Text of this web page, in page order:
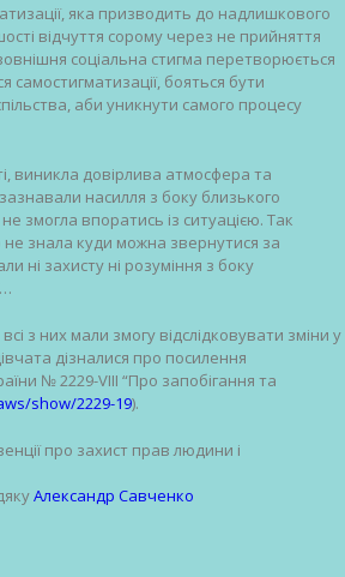
яка призводить до надлишкового
відчуття сорому через не прийняття
соціальна стигма перетворюється
бояться бути
аби уникнути самого процесу
виникла довірлива атмосфера та
насилля з боку близького
змогла впоратись із ситуацією. Так
знала куди можна звернутися за
ні захисту ні розуміння з боку
з них мали змогу відслідковувати зміни у
дізналися про посилення
№ 2229-VIII “Про запобігання та
show/2229-19).
про захист прав людини і
Александр Савченко